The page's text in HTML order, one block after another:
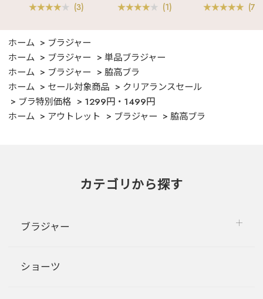
(3) (1)
ホーム
ブラジャー
ホーム
ブラジャー
単品ブラジャー
ホーム
ブラジャー
脇高ブラ
ホーム
セール対象商品
クリアランスセール
ブラ特別価格
1299円・1499円
ホーム
アウトレット ブラジャー 脇高ブラ
カテゴリから探す
ブラジャー
ショーツ